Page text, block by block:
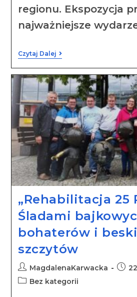
regionu. Ekspozycja
najważniejsze
Czytaj Dalej
„Rehabilitacja 25
Śladami
bohaterów i
szczytów
MagdalenaKarwacka
Bez kategorii